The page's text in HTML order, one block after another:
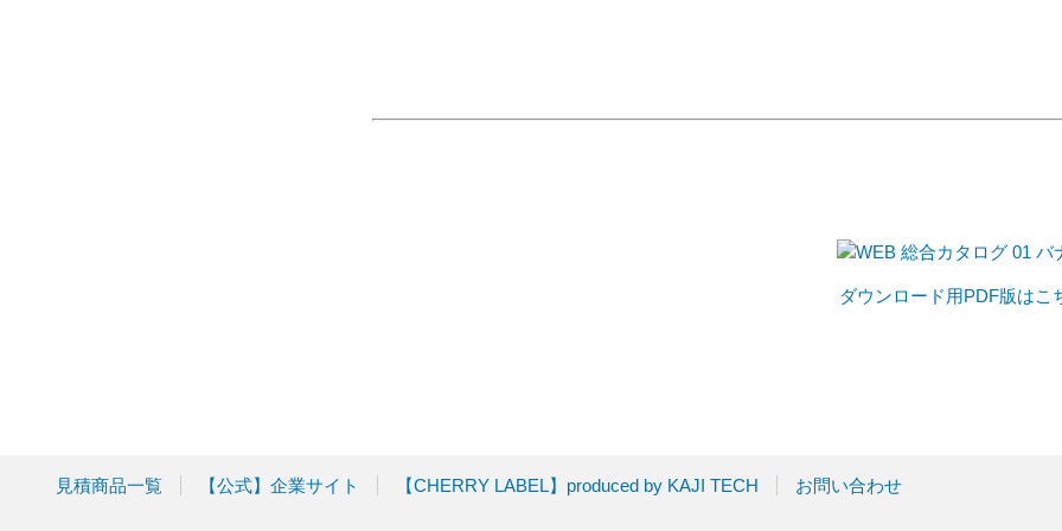
ダウンロード用PDF版はこ
見積商品一覧 【公式】企業サイト 【CHERRY LABEL】produced by KAJI TECH お問い合わせ